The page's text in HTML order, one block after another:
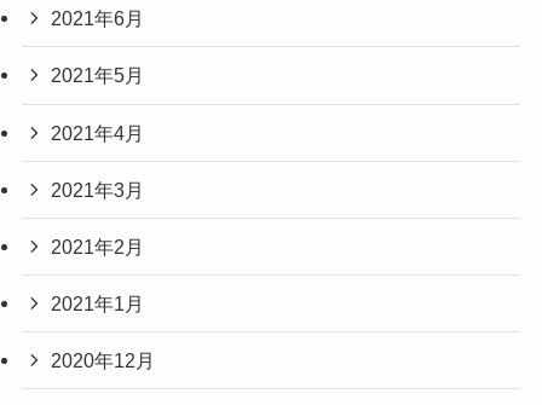
2021年6月
2021年5月
2021年4月
2021年3月
2021年2月
2021年1月
2020年12月